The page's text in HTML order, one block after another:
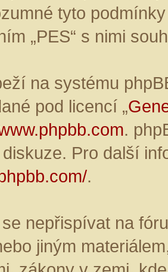
tyto
„PES“ s nimi
na systému
pod licencí „
.
Pro další
.
nepřispívat na
jiným